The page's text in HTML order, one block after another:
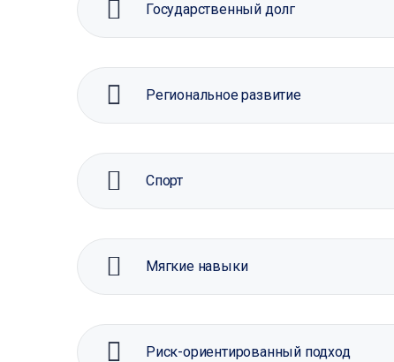
Государственный долг
Региональное развитие
Спорт
Мягкие навыки
Риск-ориентированный подход